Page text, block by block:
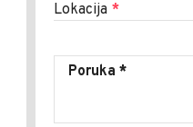
Lokacija *